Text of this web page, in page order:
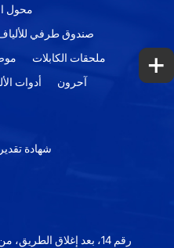
محول
صندوق طرفي
ملحقات الكابلات
أدوات آحرون
شهادة تقدير
رقم 14، بعد إغلاق
+